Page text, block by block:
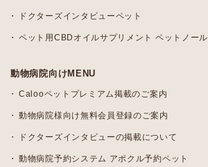
ドクターズインタビューペット
ペット用CBDオイルサプリメント ペットノール
動物病院向けMENU
Calooペットプレミアム掲載のご案内
動物病院様向け無料会員登録のご案内
ドクターズインタビューの掲載について
動物病院予約システム アポクル予約ペット